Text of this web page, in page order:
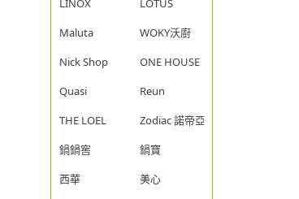
LINOX
LOTUS
Maluta
WOKY沃廚
Nick Shop
ONE HOUSE
Quasi
Reun
THE LOEL
Zodiac 諾帝亞
鍋鍋窖
鍋寶
西華
美心